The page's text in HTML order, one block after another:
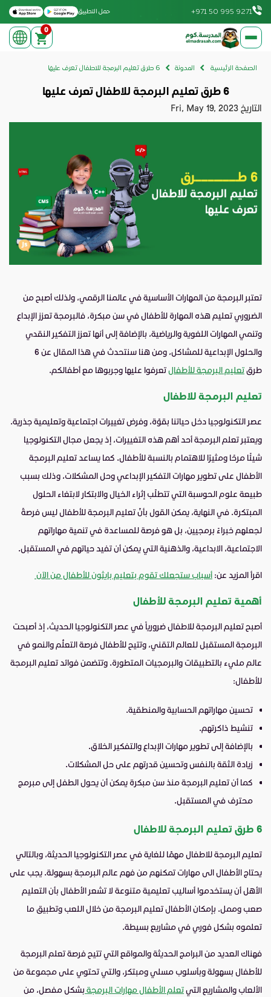
Download on the Apple App Store
Get it on Google Play
حمل التطبيق +971 50 995 9271
elmadrasah.com home
0
الصفحة الرئيسية المدونة 6 طرق تعليم البرمجة للاطفال تعرف عليها
6 طرق تعليم البرمجة للاطفال تعرف عليها
التاريخ Fri, May 19, 2023
تعتبر البرمجة من المهارات الأساسية في عالمنا الرقمي، ولذلك أصبح من
الضروري تعليم هذه المهارة للأطفال في سن مبكرة، فالبرمجة تعزز الإبداع
وتنمي المهارات اللغوية والرياضية، بالإضافة إلى أنها تعزز التفكير النقدي
والحلول الإبداعية للمشاكل، ومن هنا سنتحدث في هذا المقال عن 6
طرقتعليم البرمجة للأطفالتعرفوا عليها وجربوها مع أطفالكم.
تعليم البرمجة للاطفال
عصر التكنولوجيا دخل حياتنا بقوَّة، وفرض تغييرات اجتماعية وتعليمية جذرية.
ويعتبر تعلم البرمجة أحد أهم هذه التغييرات، إذ يجعل مجال التكنولوجيا
شيئًا مرحًا ومثيرًا للاهتمام بالنسبة للأطفال. كما يساعد تعليم البرمجة
الأطفال على تطوير مهارات التفكير الإبداعي وحل المشكلات، وذلك بسبب
طبيعة علوم الحوسبة التي تتطلَّب إثراء الخيال والابتكار لابتغاء الحلول
المبتكرة. في النهاية، يمكن القول بأنَّ تعليم البرمجة للأطفال ليس فرصةً
لجعلهم خبراءً برمجيين، بل هو فرصة للمساعدة في تنمية مهاراتهم
الاجتماعية، الابداعية، والذهنية التي يمكن أن تفيد حياتهم في المستقبل.
اقرأ المزيد عن: أسباب ستجعلك تقوم بتعليم بايثون للأطفال من الآن
أهمية تعليم البرمجة للأطفال
أصبح تعليم البرمجة للاطفال ضرورياً في عصر التكنولوجيا الحديث، إذ أصبحت
البرمجة المستقبل للعالم التقني، وتتيح للأطفال فرصة التعلُّم والنمو في
عالم مليء بالتطبيقات والبرمجيات المتطورة. وتتضمن فوائد تعليم البرمجة
للأطفال:
تحسين مهاراتهم الحسابية والمنطقية.
تنشيط ذاكرتهم.
بالإضافة إلى تطوير مهارات الإبداع والتفكير الخلاق.
زيادة الثقة بالنفس وتحسين قدرتهم على حل المشكلات.
كما أن تعليم البرمجة منذ سن مبكرة يمكن أن يحول الطفل إلى مبرمج
محترف في المستقبل.
6 طرق تعليم البرمجة للاطفال
تعليم البرمجة للاطفال مهمًّا للغاية في عصر التكنولوجيا الحديثة، وبالتالي
يحتاج الأطفال الى مهارات تمكنهم من فهم عالم البرمجة بسهولة. يجب على
الأهل أن يستخدموا أساليب تعليمية متنوعة لا تشعر الأطفال بأن التعليم
صعب وممل. بإمكان الأطفال تعليم البرمجة من خلال اللعب وتطبيق ما
تعلموه بشكل فوري في مشاريع بسيطة.
فهناك العديد من البرامج الحديثة والمواقع التي تتيح فرصة تعلم البرمجة
للأطفال بسهولة وبأسلوب مسلي ومبتكر، والتي تحتوي على مجموعة من
الألعاب والمشاريع التيتعلم الأطفال مهارات البرمجة بشكل مفصل، من